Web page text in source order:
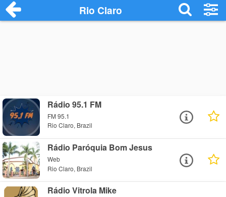
Rio Claro
Rádio 95.1 FM
FM 95.1
Rio Claro, Brazil
Rádio Paróquia Bom Jesus
Web
Rio Claro, Brazil
Rádio Vitrola Mike